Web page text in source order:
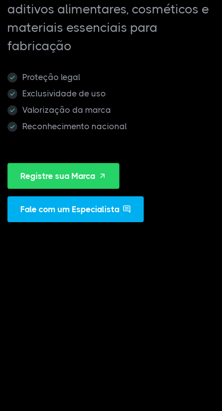
aditivos alimentares, cosméticos e
materiais essenciais para
fabricação
Proteção legal
Exclusividade de uso
Valorização da marca
Reconhecimento nacional
Registre sua Marca
Fale com um Especialista